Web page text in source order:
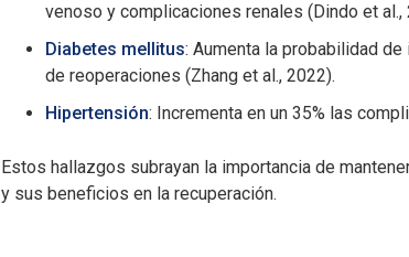
venoso y complicaciones renales (Dindo et al.,
Diabetes mellitus: Aumenta la probabilidad
de reoperaciones (Zhang et al., 2022).​
Hipertensión: Incrementa en un 35% las
Estos hallazgos subrayan la importancia de
y sus beneficios en la recuperación.